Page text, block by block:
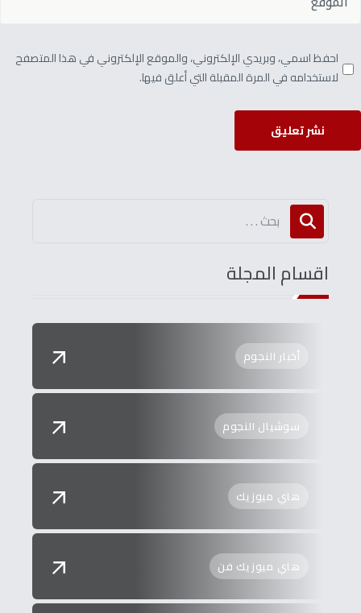
احفظ اسمي، وبريدي الإلكتروني، والموقع الإلكتروني في هذا المتصفح
لاستخدامه في المرة المقبلة التي أعلق فيها.
نشر تعليق
اقسام المجلة
أخبار النجوم
سوشيال النجوم
هاي ميوزيك
هاي ميوزيك فن